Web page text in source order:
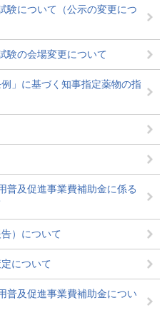
験について（公示の変更につ
験の会場変更について
」に基づく知事指定薬物の指
普及促進事業費補助金に係る
）について
について
普及促進事業費補助金につい